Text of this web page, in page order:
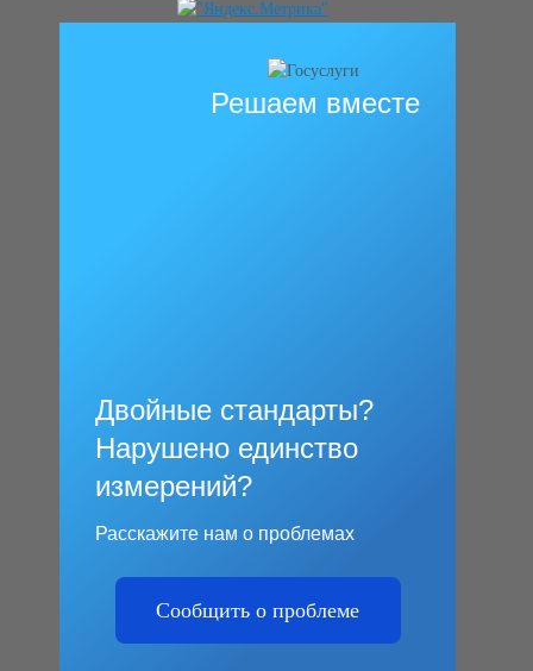
Решаем вместе
Двойные стандарты?
Нарушено единство
измерений?
Расскажите нам о проблемах
Сообщить о проблеме